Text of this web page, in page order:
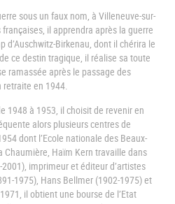
sous un faux nom, à Villeneuve-sur-
il apprendra après la guerre
d’Auschwitz-Birkenau, dont il chérira le
ce destin tragique, il réalise sa toute
ramassée après le passage des
retraite en 1944.
1948 à 1953, il choisit de revenir en
alors plusieurs centres de
dont l’Ecole nationale des Beaux-
Chaumière, Haïm Kern travaille dans
imprimeur et éditeur d’artistes
1975), Hans Bellmer (1902-1975) et
il obtient une bourse de l’Etat